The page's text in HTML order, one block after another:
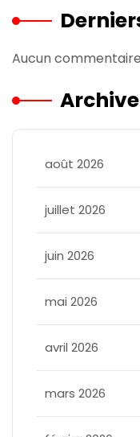
Aucun
Archive
août 2026
juillet 2026
juin 2026
mai 2026
avril 2026
mars 2026